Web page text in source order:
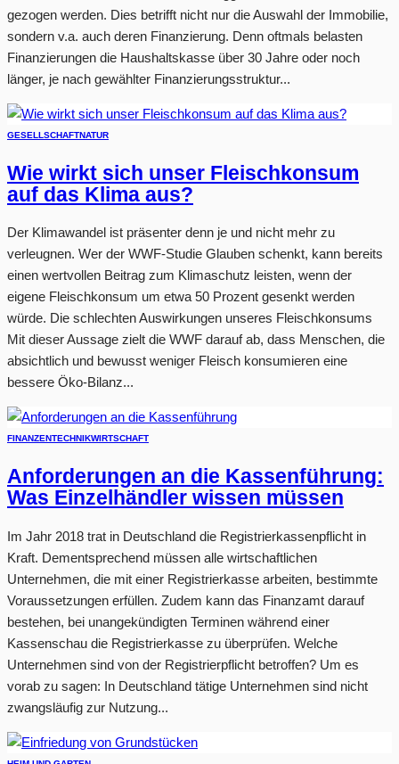
gezogen werden. Dies betrifft nicht nur die Auswahl der Immobilie,
sondern v.a. auch deren Finanzierung. Denn oftmals belasten
Finanzierungen die Haushaltskasse über 30 Jahre oder noch
länger, je nach gewählter Finanzierungsstruktur...
GESELLSCHAFTNATUR
Wie wirkt sich unser Fleischkonsum
auf das Klima aus?
Der Klimawandel ist präsenter denn je und nicht mehr zu
verleugnen. Wer der WWF-Studie Glauben schenkt, kann bereits
einen wertvollen Beitrag zum Klimaschutz leisten, wenn der
eigene Fleischkonsum um etwa 50 Prozent gesenkt werden
würde. Die schlechten Auswirkungen unseres Fleischkonsums
Mit dieser Aussage zielt die WWF darauf ab, dass Menschen, die
absichtlich und bewusst weniger Fleisch konsumieren eine
bessere Öko-Bilanz...
FINANZENTECHNIKWIRTSCHAFT
Anforderungen an die Kassenführung:
Was Einzelhändler wissen müssen
Im Jahr 2018 trat in Deutschland die Registrierkassenpflicht in
Kraft. Dementsprechend müssen alle wirtschaftlichen
Unternehmen, die mit einer Registrierkasse arbeiten, bestimmte
Voraussetzungen erfüllen. Zudem kann das Finanzamt darauf
bestehen, bei unangekündigten Terminen während einer
Kassenschau die Registrierkasse zu überprüfen. Welche
Unternehmen sind von der Registrierpflicht betroffen? Um es
vorab zu sagen: In Deutschland tätige Unternehmen sind nicht
zwangsläufig zur Nutzung...